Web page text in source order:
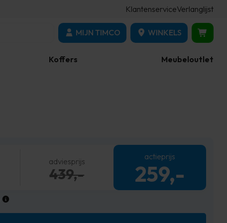
KlantenserviceVerlanglijst
MIJN TIMCO WINKELS
Koffers Meubeloutlet
adviesprijs
439,-
actieprijs
259,-